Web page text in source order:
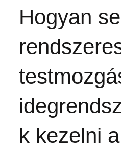
Hogyan
k kezelni